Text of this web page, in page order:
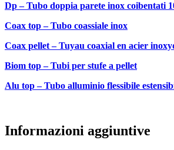
Dp – Tubo doppia parete inox coibentati
Coax top – Tubo coassiale inox
Coax pellet – Tuyau coaxial en acier
Biom top – Tubi per stufe a pellet
Alu top – Tubo alluminio flessibile
Informazioni aggiuntive